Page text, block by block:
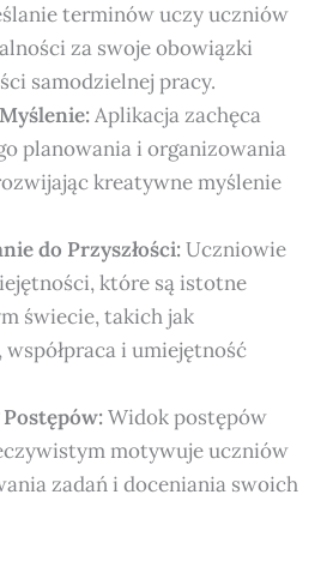
terminów uczy uczniów
za swoje obowiązki
samodzielnej pracy.
Aplikacja zachęca
planowania i organizowania
kreatywne myślenie
do Przyszłości: Uczniowie
które są istotne
świecie, takich jak
i umiejętność
Widok postępów
motywuje uczniów
zadań i doceniania swoich